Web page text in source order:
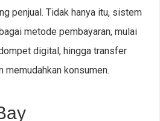
penjual. Tidak hanya itu, sistem
metode pembayaran, mulai
digital, hingga transfer
memudahkan konsumen.